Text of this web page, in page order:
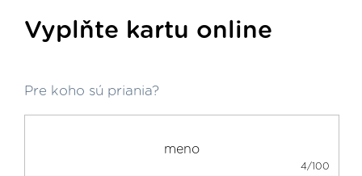
Vyplňte kartu online
Pre koho sú priania?
4/100